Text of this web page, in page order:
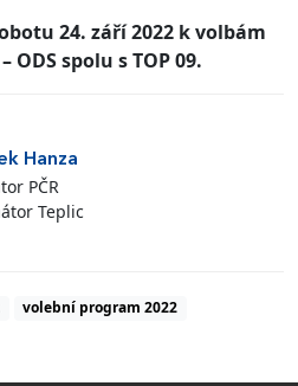
24. září 2022 k volbám
spolu s TOP 09.
Hanza
PČR
Teplic
volební program 2022